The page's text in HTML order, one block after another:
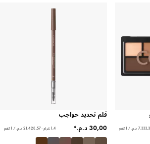
قلم تحديد حواجب
1,4 غرام - ‏21.428,57 د.م.‏ / 1 كغم